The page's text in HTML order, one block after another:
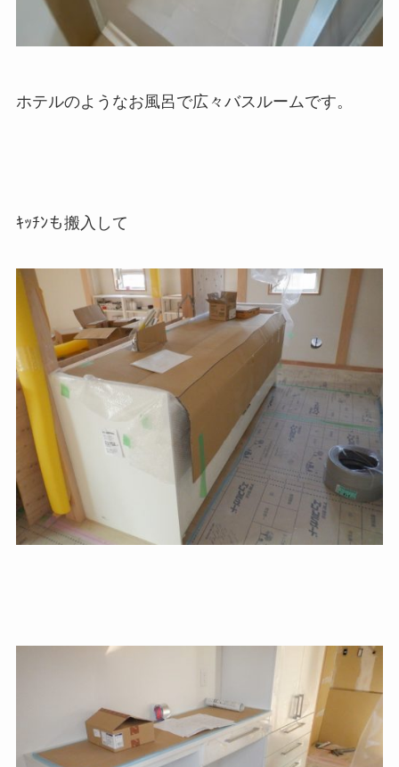
ホテルのようなお風呂で広々バスルームです。
ｷｯﾁﾝも搬入して